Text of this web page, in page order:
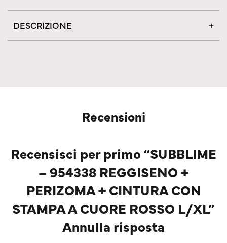
DESCRIZIONE
Recensioni
Recensisci per primo “SUBBLIME
– 954338 REGGISENO +
PERIZOMA + CINTURA CON
STAMPA A CUORE ROSSO L/XL”
Annulla risposta